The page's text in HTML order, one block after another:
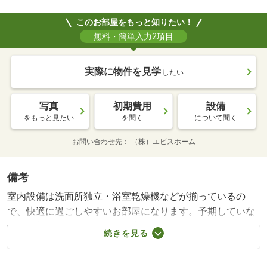
このお部屋をもっと知りたい！
無料・簡単入力2項目
実際に物件を見学 したい
写真
をもっと見たい
初期費用
を聞く
設備
について聞く
お問い合わせ先 （株）エビスホーム
備考
室内設備は洗面所独立・浴室乾燥機などが揃っているの
で、快適に過ごしやすいお部屋になります。予期していな
かった荷物が届いた場合でも宅配ボックスがあるので日時
を問わずいつでも利用することが可能です。玄関先まで覗
続きを見る